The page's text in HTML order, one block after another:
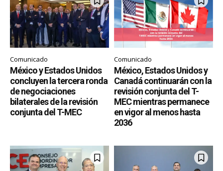
Comunicado
México y Estados Unidos
concluyen la tercera ronda
de negociaciones
bilaterales de la revisión
conjunta del T-MEC
Comunicado
México, Estados Unidos y
Canadá continuarán con la
revisión conjunta del T-
MEC mientras permanece
en vigor al menos hasta
2036